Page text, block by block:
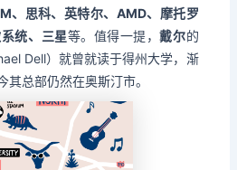
、思科、英特尔、AMD、摩托罗
统、三星等。值得一提，戴尔的
Dell）就曾就读于得州大学，渐
其总部仍然在奥斯汀市。